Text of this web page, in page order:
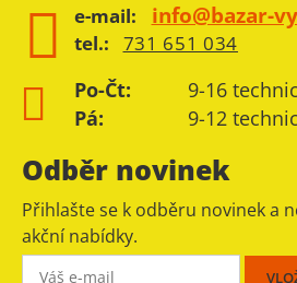
e-mail: info@bazar-
tel.: 731 651 034
Po-Čt:
9-16
Pá:
9-12
Odběr novinek
Přihlašte se k odběru novinek a
akční nabídky.